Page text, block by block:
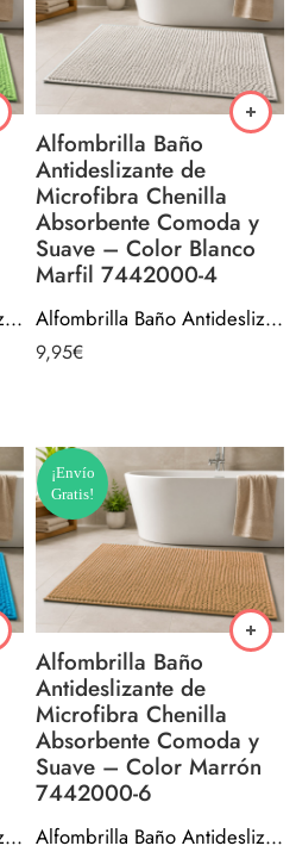
Alfombrilla Baño Antideslizante de Microfibra Chenilla Absorbente Comoda y Suave – Color Verde 7442000-3
Alfombrilla Baño
Antideslizante de
Microfibra Chenilla
Absorbente Comoda y
Suave – Color Blanco
Marfil 7442000-4
Alfombrilla Baño Antideslizante de Microfibra Chenilla Absorbente Comoda y Suave – Color Blanco Marfil 7442000-4
9,95€
Alfombrilla Baño Antideslizante de Microfibra Chenilla Absorbente Comoda y Suave – Color Azul 7442000-5
¡Envío
Gratis!
Alfombrilla Baño
Antideslizante de
Microfibra Chenilla
Absorbente Comoda y
Suave – Color Marrón
7442000-6
Alfombrilla Baño Antideslizante de Microfibra Chenilla Absorbente Comoda y Suave – Color Marrón 7442000-6